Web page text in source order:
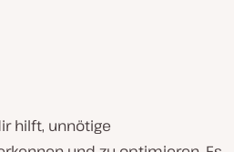
hilft, unnötige